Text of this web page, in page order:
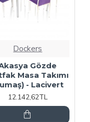
Dockers
Gözde
Masa Takımı
- Lacivert
12.142,62TL